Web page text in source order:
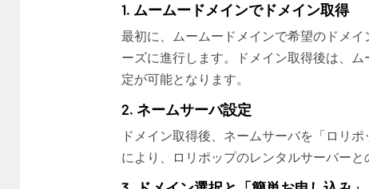
1. ムームードメインでドメイン取得
最初に、ムームードメインで希望のドメ
ーズに進行します。ドメイン取得後は、
定が可能となります。
2. ネームサーバ設定
ドメイン取得後、ネームサーバを「ロリ
により、ロリポップのレンタルサーバーと